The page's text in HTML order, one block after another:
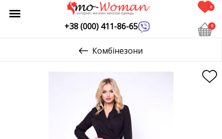
+38 (000) 411-86-65
0
0
Комбінезони